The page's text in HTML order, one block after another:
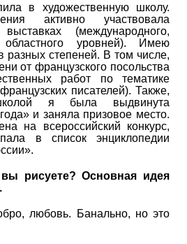
в художественную школу.
активно участвовала
(международного,
областного уровней). Имею
разных степеней. В том числе,
от французского посольства
работ по тематике
писателей). Также,
я была выдвинута
и заняла призовое место.
на всероссийский конкурс,
в список энциклопедии
рисуете? Основная идея
любовь. Банально, но это